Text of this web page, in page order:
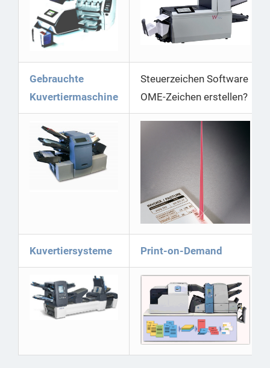
Gebrauchte
Kuvertiermaschine
Steuerzeichen Software
OME-Zeichen erstellen?
Kuvertiersysteme Print-on-Demand